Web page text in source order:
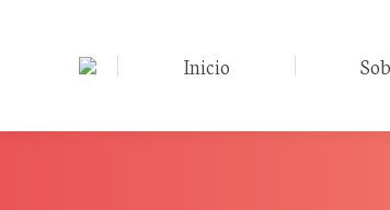
Inicio